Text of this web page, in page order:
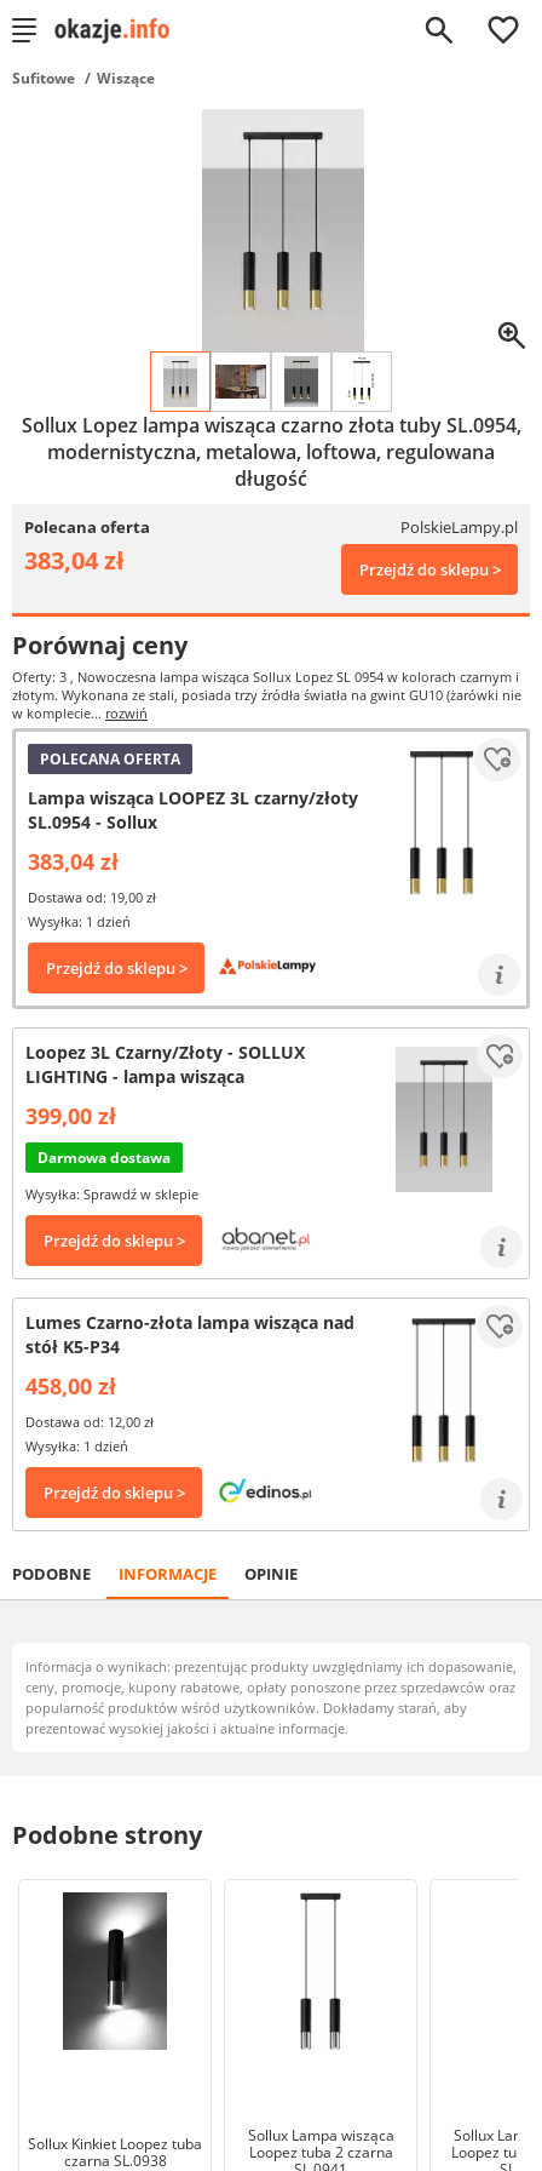
0
Sufitowe Wiszące
Sollux Lopez lampa wisząca czarno złota tuby SL.0954,
modernistyczna, metalowa, loftowa, regulowana
długość
Polecana oferta PolskieLampy.pl
383,04 zł Przejdź do sklepu >
Porównaj ceny
Oferty: 3 , Nowoczesna lampa wisząca Sollux Lopez SL 0954 w kolorach czarnym i
złotym. Wykonana ze stali, posiada trzy źródła światła na gwint GU10 (żarówki nie
w komplecie... rozwiń
POLECANA OFERTA
Lampa wisząca LOOPEZ 3L czarny/złoty
SL.0954 - Sollux
383,04 zł
Dostawa od: 19,00 zł
Wysyłka: 1 dzień
Przejdź do sklepu >
Loopez 3L Czarny/Złoty - SOLLUX
LIGHTING - lampa wisząca
399,00 zł
Darmowa dostawa
Wysyłka: Sprawdź w sklepie
Przejdź do sklepu >
Lumes Czarno-złota lampa wisząca nad
stół K5-P34
458,00 zł
Dostawa od: 12,00 zł
Wysyłka: 1 dzień
Przejdź do sklepu >
PODOBNE INFORMACJE OPINIE
Informacja o wynikach: prezentując produkty uwzględniamy ich dopasowanie,
ceny, promocje, kupony rabatowe, opłaty ponoszone przez sprzedawców oraz
popularność produktów wśród użytkowników. Dokładamy starań, aby
prezentować wysokiej jakości i aktualne informacje.
Podobne strony
Sollux Kinkiet Loopez tuba
czarna SL.0938
Sollux Lampa wisząca
Loopez tuba 2 czarna
Sollux
Loopez tuba